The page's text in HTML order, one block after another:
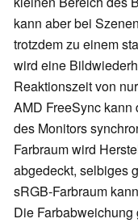
kann aber bei
trotzdem zu einem
wird eine
Reaktionszeit von
AMD FreeSync
des Monitors
Farbraum wird
abgedeckt, selbiges
sRGB-Farbraum
Die